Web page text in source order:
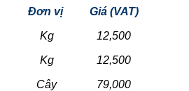
Đơn vị Giá (VAT)
Kg 12,500
Kg 12,500
Cây 79,000